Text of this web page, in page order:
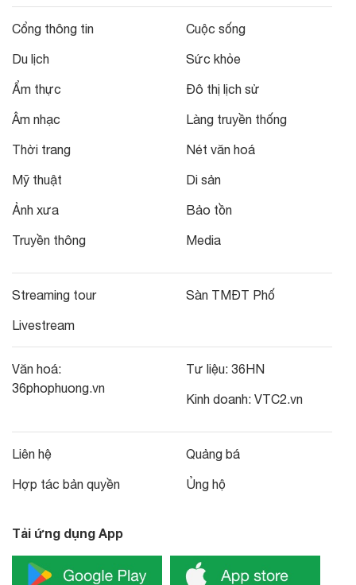
Cổng thông tin
Du lịch
Ẩm thực
Âm nhạc
Thời trang
Mỹ thuật
Ảnh xưa
Truyền thông
Cuộc sống
Sức khỏe
Đô thị lịch sử
Làng truyền thống
Nét văn hoá
Di sản
Bảo tồn
Media
Streaming tour
Livestream
Sàn TMĐT Phố
Văn hoá:
36phophuong.vn
Tư liệu: 36HN
Kinh doanh: VTC2.vn
Liên hệ
Hợp tác bản quyền
Quảng bá
Ủng hộ
Tải ứng dụng App